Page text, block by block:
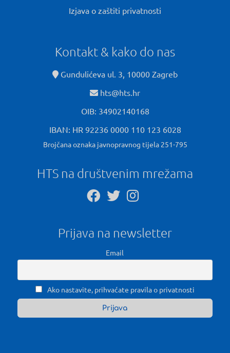
Izjava o zaštiti privatnosti
Kontakt & kako do nas
Gundulićeva ul. 3, 10000 Zagreb
hts@hts.hr
OIB: 34902140168
IBAN: HR 92236 0000 110 123 6028
Brojčana oznaka javnopravnog tijela 251-795
HTS na društvenim mrežama
Prijava na newsletter
Email
Ako nastavite, prihvaćate pravila o privatnosti